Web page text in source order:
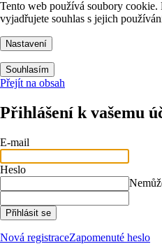
Tento web používá soubory
vyjadřujete souhlas s jejich
Nastavení
Souhlasím
Přejít na obsah
Přihlášení k vašemu
E-mail
Heslo
Přihlásit se
Nová registraceZapomenuté heslo